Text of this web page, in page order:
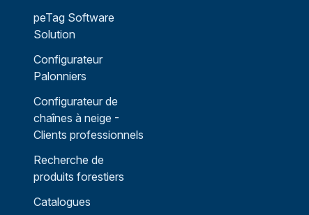
peTag Software
Solution
Configurateur
Palonniers
Configurateur de
chaînes à neige -
Clients professionnels
Recherche de
produits forestiers
Catalogues